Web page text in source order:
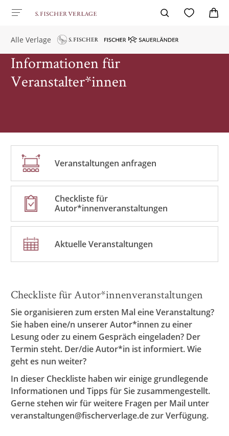
Alle Verlage
Informationen für
Veranstalter*innen
Veranstaltungen anfragen
Checkliste für
Autor*innenveranstaltungen
Aktuelle Veranstaltungen
Checkliste für Autor*innenveranstaltungen
Sie organisieren zum ersten Mal eine Veranstaltung?
Sie haben eine/n unserer Autor*innen zu einer
Lesung oder zu einem Gespräch eingeladen? Der
Termin steht. Der/die Autor*in ist informiert. Wie
geht es nun weiter?
In dieser Checkliste haben wir einige grundlegende
Informationen und Tipps für Sie zusammengestellt.
Gerne stehen wir für weitere Fragen per Mail unter
veranstaltungen@fischerverlage.de zur Verfügung.